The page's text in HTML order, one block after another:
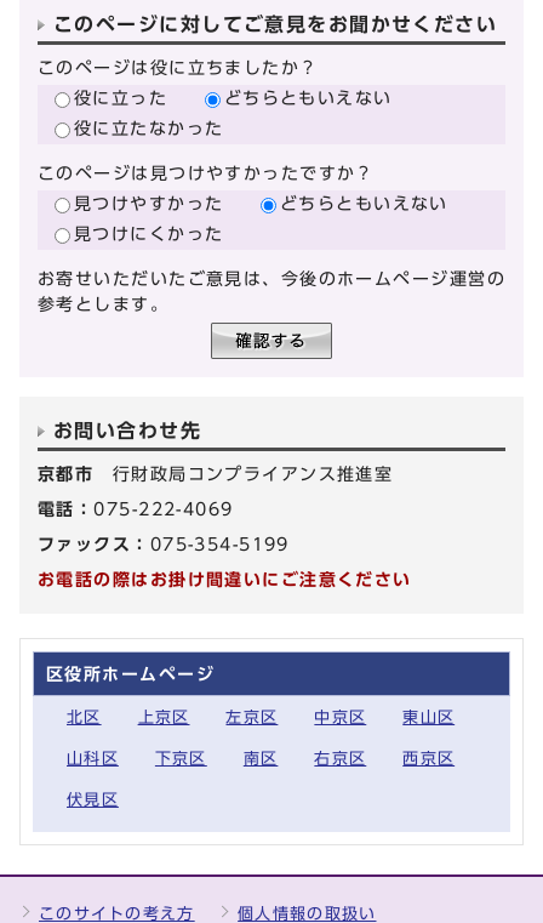
このページに対してご意見をお聞かせください
このページは役に立ちましたか？
役に立った
どちらともいえない
役に立たなかった
このページは見つけやすかったですか？
見つけやすかった
どちらともいえない
見つけにくかった
お寄せいただいたご意見は、今後のホームページ運営の
参考とします。
お問い合わせ先
京都市 行財政局コンプライアンス推進室
電話：075-222-4069
ファックス： 075-354-5199
お電話の際はお掛け間違いにご注意ください
区役所ホームページ
北区 上京区 左京区 中京区 東山区
山科区 下京区 南区 右京区 西京区
伏見区
このサイトの考え方 個人情報の取扱い